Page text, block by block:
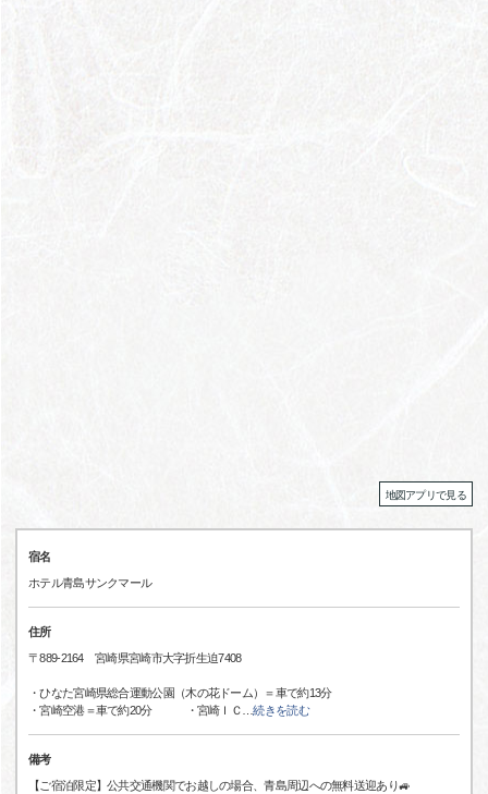
地図アプリで見る
宿名
ホテル青島サンクマール
住所
〒889-2164 宮崎県宮崎市大字折生迫7408
・ひなた宮崎県総合運動公園（木の花ドーム）＝車で約13分
・宮崎空港＝車で約20分 ・宮崎ＩＣ …続きを読む
備考
【ご宿泊限定】公共交通機関でお越しの場合、青島周辺への無料送迎あり🚙